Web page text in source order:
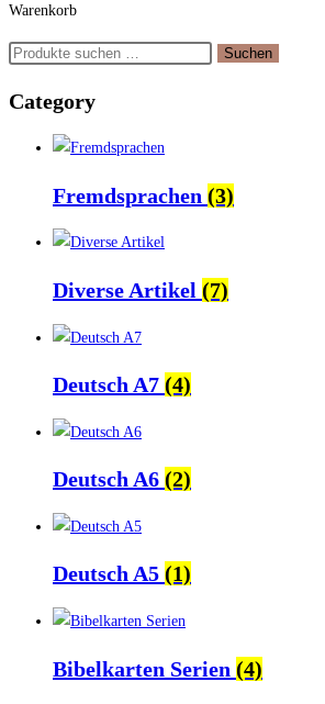
Warenkorb
Suchen
Suchen
Category
Fremdsprachen (3)
Diverse Artikel (7)
Deutsch A7 (4)
Deutsch A6 (2)
Deutsch A5 (1)
Bibelkarten Serien (4)